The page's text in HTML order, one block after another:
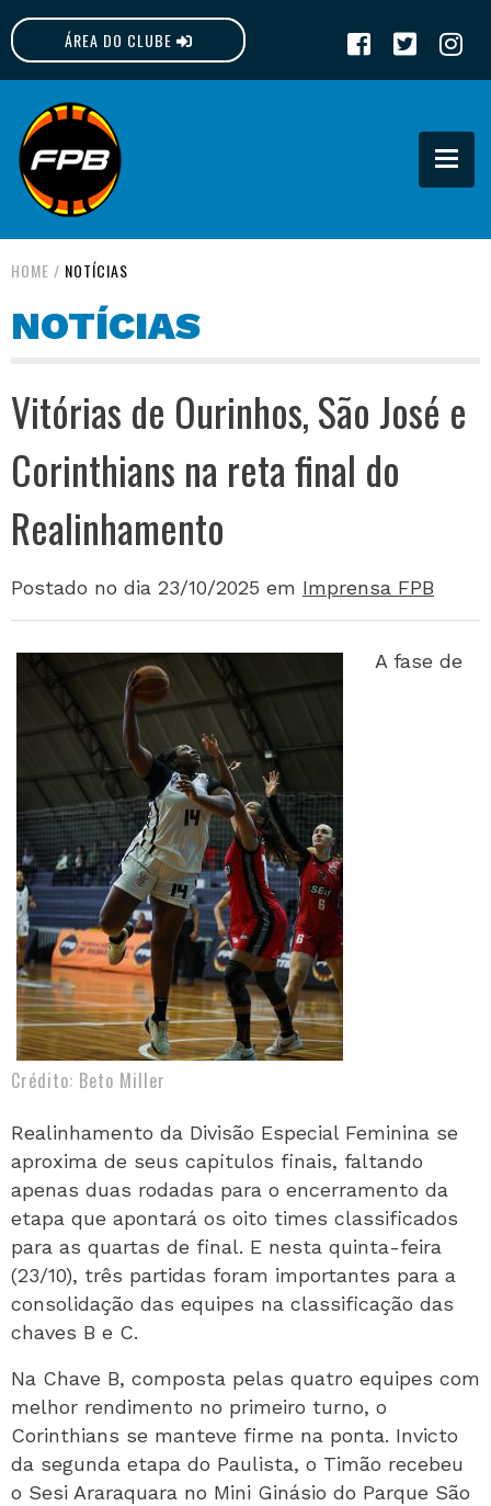
ÁREA DO CLUBE
FPB
HOME / NOTÍCIAS
NOTÍCIAS
Vitórias de Ourinhos, São José e
Corinthians na reta final do
Realinhamento
Postado no dia 23/10/2025 em Imprensa FPB
Crédito: Beto Miller
A fase de
Realinhamento da Divisão Especial Feminina se
aproxima de seus capítulos finais, faltando
apenas duas rodadas para o encerramento da
etapa que apontará os oito times classificados
para as quartas de final. E nesta quinta-feira
(23/10), três partidas foram importantes para a
consolidação das equipes na classificação das
chaves B e C.
Na Chave B, composta pelas quatro equipes com
melhor rendimento no primeiro turno, o
Corinthians se manteve firme na ponta. Invicto
da segunda etapa do Paulista, o Timão recebeu
o Sesi Araraquara no Mini Ginásio do Parque São